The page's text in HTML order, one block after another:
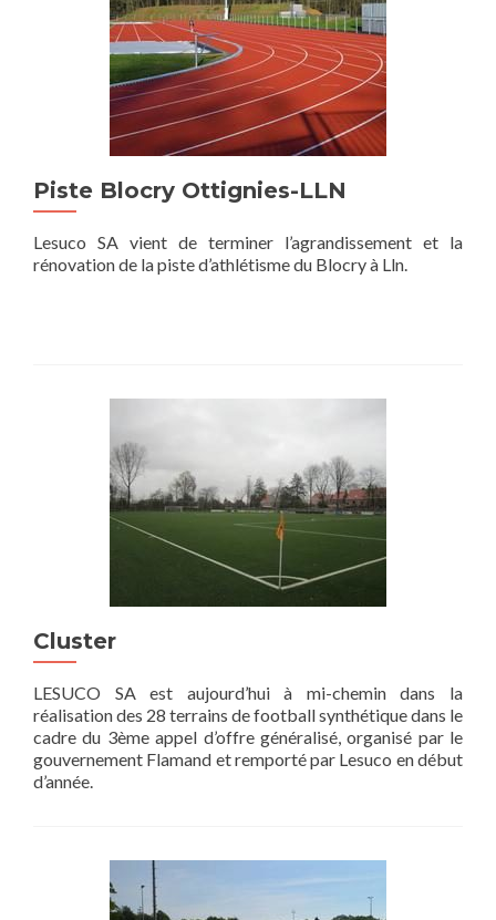
Piste Blocry Ottignies-LLN
Lesuco SA vient de terminer l’agrandissement et la
rénovation de la piste d’athlétisme du Blocry à Lln.
Cluster
LESUCO SA est aujourd’hui à mi-chemin dans la
réalisation des 28 terrains de football synthétique dans le
cadre du 3ème appel d’offre généralisé, organisé par le
gouvernement Flamand et remporté par Lesuco en début
d’année.